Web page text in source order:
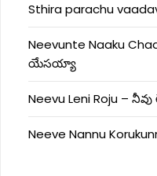
Sthira parachu
Neevunte Naaku
యేసయ్యా
Neevu Leni Roju –
Neeve Nannu